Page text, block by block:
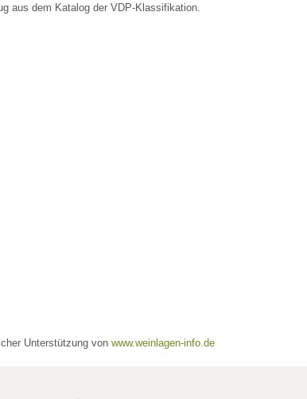
aus dem Katalog der VDP-Klassifikation.
Unterstützung von www.weinlagen-info.de